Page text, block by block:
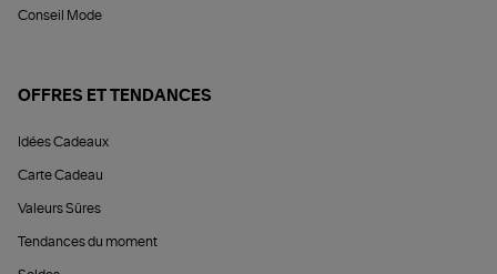
Conseil Mode
OFFRES ET TENDANCES
Idées Cadeaux
Carte Cadeau
Valeurs Sûres
Tendances du moment